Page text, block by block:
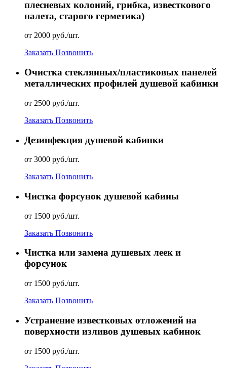
плесневых колоний, грибка, известкового
налета, старого герметика)
от 2000 руб./шт.
Заказать Позвонить
Очистка стеклянных/пластиковых панелей
металлических профилей душевой кабинки
от 2500 руб./шт.
Заказать Позвонить
Дезинфекция душевой кабинки
от 3000 руб./шт.
Заказать Позвонить
Чистка форсунок душевой кабины
от 1500 руб./шт.
Заказать Позвонить
Чистка или замена душевых леек и
форсунок
от 1500 руб./шт.
Заказать Позвонить
Устранение известковых отложений на
поверхности изливов душевых кабинок
от 1500 руб./шт.